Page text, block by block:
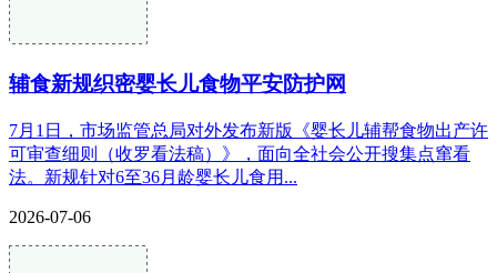
辅食新规织密婴长儿食物平安防护网
7月1日，市场监管总局对外发布新版《婴长儿辅帮食物出产许
可审查细则（收罗看法稿）》，面向全社会公开搜集点窜看
法。新规针对6至36月龄婴长儿食用...
2026-07-06